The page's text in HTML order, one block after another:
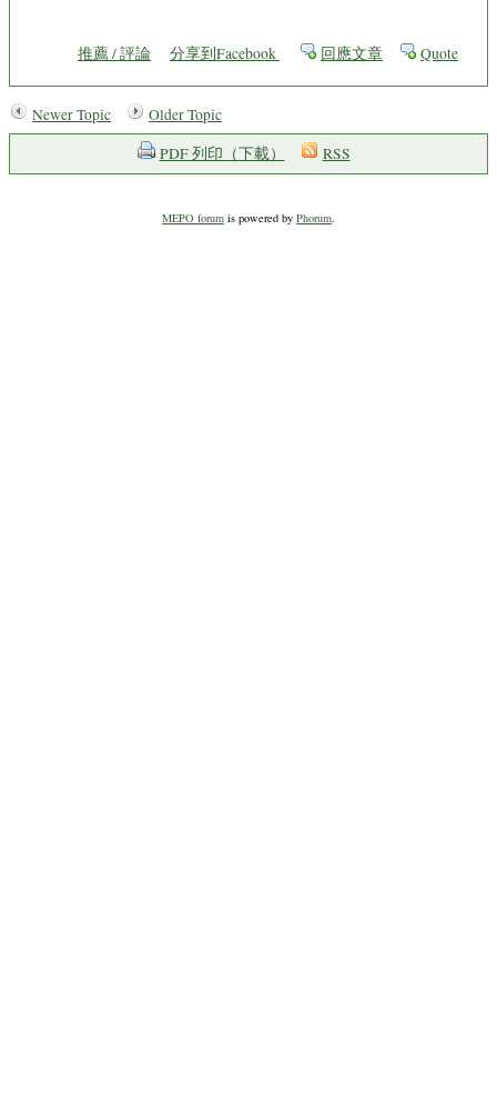
推薦 / 評論 分享到Facebook 回應文章 Quote
Newer Topic
Older Topic
PDF 列印（下載）
RSS
MEPO forum is powered by Phorum.